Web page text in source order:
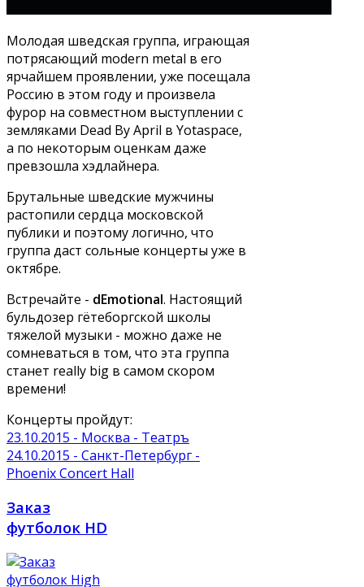
Молодая шведская группа, играющая
потрясающий modern metal в его
ярчайшем проявлении, уже посещала
Россию в этом году и произвела
фурор на совместном выступлении с
земляками Dead By April в Yotaspace,
а по некоторым оценкам даже
превзошла хэдлайнера.
Брутальные шведские мужчины
растопили сердца московской
публики и поэтому логично, что
группа даст сольные концерты уже в
октябре.
Встречайте - dEmotional. Настоящий
бульдозер гётеборгской школы
тяжелой музыки - можно даже не
сомневаться в том, что эта группа
станет really big в самом скором
времени!
Концерты пройдут:
23.10.2015 - Москва - Театръ
24.10.2015 - Санкт-Петербург -
Phoenix Concert Hall
Заказ
футболок HD